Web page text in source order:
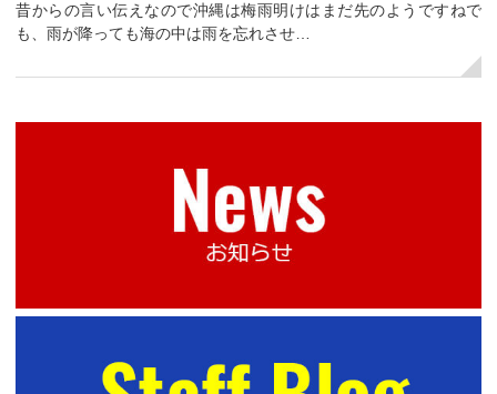
昔からの言い伝えなので沖縄は梅雨明けはまだ先のようですねで
も、雨が降っても海の中は雨を忘れさせ…